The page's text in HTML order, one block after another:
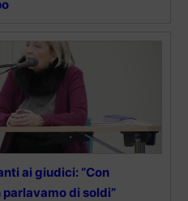
ai giudici: “Con
di soldi”